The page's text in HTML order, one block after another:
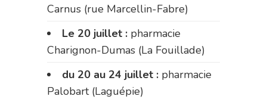
Carnus (rue Marcellin-Fabre)
Le 20 juillet : pharmacie
Charignon-Dumas (La Fouillade)
du 20 au 24 juillet : pharmacie
Palobart (Laguépie)